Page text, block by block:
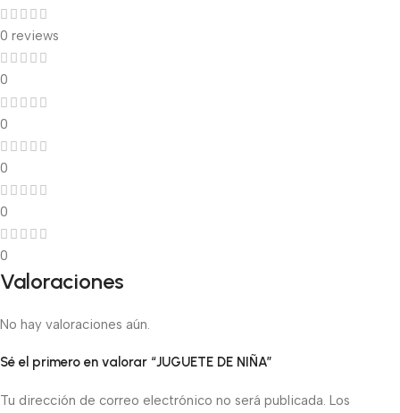
0 reviews
0
0
0
0
0
Valoraciones
No hay valoraciones aún.
Sé el primero en valorar “JUGUETE DE NIÑA”
Tu dirección de correo electrónico no será publicada. Los